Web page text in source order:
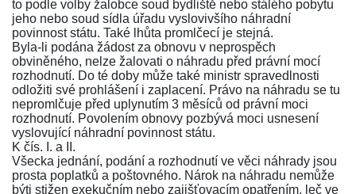
to podle volby žalobce soud bydliště nebo stálého pobytu
jeho nebo soud sídla úřadu vyslovivšího náhradní
povinnost státu. Také lhůta promlčecí je stejná.
Byla-li podána žádost za obnovu v neprospěch
obviněného, nelze žalovati o náhradu před právní mocí
rozhodnutí. Do té doby může také ministr spravedlnosti
odložiti své prohlášení i zaplacení. Právo na náhradu se tu
nepromlčuje před uplynutím 3 měsíců od právní moci
rozhodnutí. Povolením obnovy pozbývá moci usnesení
vyslovující náhradní povinnost státu.
K čís. I. a II.
Všecka jednání, podání a rozhodnutí ve věci náhrady jsou
prosta poplatků a poštovného. Nárok na náhradu nemůže
býti stižen exekučním nebo zajišťovacím opatřením, leč ve